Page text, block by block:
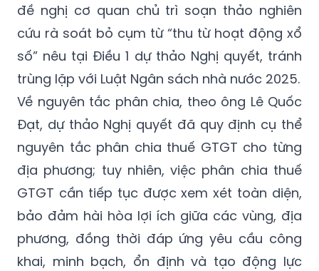
đề nghị cơ quan chủ trì soạn thảo nghiên
cứu rà soát bỏ cụm từ “thu từ hoạt động xổ
số” nêu tại Điều 1 dự thảo Nghị quyết, tránh
trùng lặp với Luật Ngân sách nhà nước 2025.
Về nguyên tắc phân chia, theo ông Lê Quốc
Đạt, dự thảo Nghị quyết đã quy định cụ thể
nguyên tắc phân chia thuế GTGT cho từng
địa phương; tuy nhiên, việc phân chia thuế
GTGT cần tiếp tục được xem xét toàn diện,
bảo đảm hài hòa lợi ích giữa các vùng, địa
phương, đồng thời đáp ứng yêu cầu công
khai, minh bạch, ổn định và tạo động lực